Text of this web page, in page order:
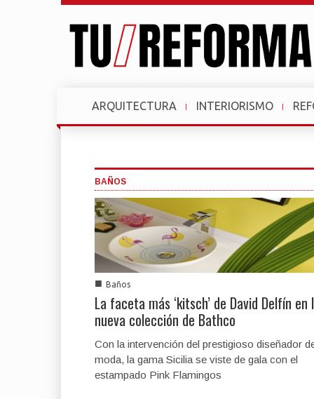
ARQUITECTURA INTERIORISMO
BAÑOS
■ Baños
La faceta más ‘kitsch’ de David Delfín en
nueva colección de Bathco
Con la intervención del prestigioso diseñador
moda, la gama Sicilia se viste de gala con el
estampado Pink Flamingos